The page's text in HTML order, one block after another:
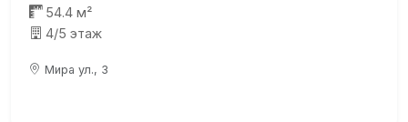
54.4 м²
4/5 этаж
Мира ул., 3